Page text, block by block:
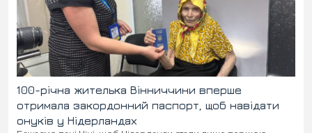
100-річна жителька Вінниччини вперше
отримала закордонний паспорт, щоб навідати
онуків у Нідерландах